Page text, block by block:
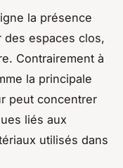
la présence
des espaces clos,
Contrairement à
la principale
peut concentrer
liés aux
utilisés dans